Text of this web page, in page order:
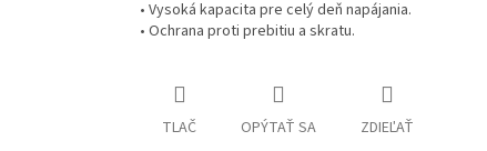
• Vysoká kapacita pre celý deň napájania.
• Ochrana proti prebitiu a skratu.
TLAČ OPÝTAŤ SA ZDIEĽAŤ